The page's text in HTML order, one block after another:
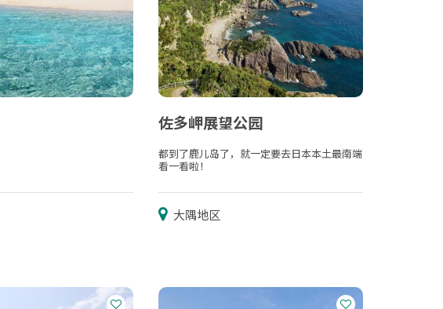
佐多岬展望公园
都到了鹿儿岛了，就一定要去日本本土最南端
看一看啦！
大隅地区